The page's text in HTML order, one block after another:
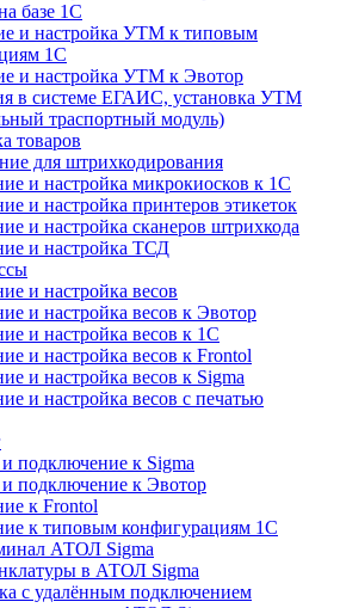
базе 1С
и настройка УТМ к типовым
1С
и настройка УТМ к Эвотор
в системе ЕГАИС, установка УТМ
траспортный модуль)
товаров
для штрихкодирования
и настройка микрокиосков к 1С
и настройка принтеров этикеток
и настройка сканеров штрихкода
и настройка ТСД
и настройка весов
и настройка весов к Эвотор
и настройка весов к 1С
и настройка весов к Frontol
и настройка весов к Sigma
и настройка весов с печатью
подключение к Sigma
подключение к Эвотор
к Frontol
к типовым конфигурациям 1С
АТОЛ Sigma
в АТОЛ Sigma
с удалённым подключением